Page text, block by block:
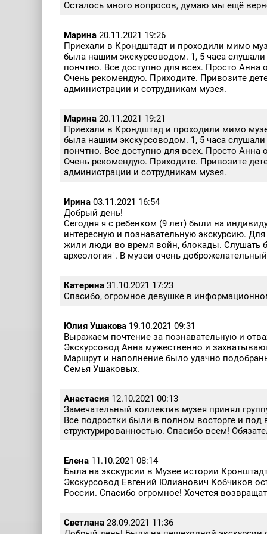
Осталось много вопросов, думаю мы ещё
Марина 20.11.2021 19:26
Приехали в Крондштадт и проходили мимо
была нашим экскурсоводом. 1, 5 часа
пончтно. Все доступно для всех. Просто Анна
Очень рекомендую. Приходите. Привозите
администрации и сотрудникам музея.
Марина 20.11.2021 19:21
Приехали в Крондштад и проходили мимо
была нашим экскурсоводом. 1, 5 часа
пончтно. Все доступно для всех. Просто Анна
Очень рекомендую. Приходите. Привозите
администрации и сотрудникам музея.
Ирина 03.11.2021 16:54
Добрый день!
Сегодня я с ребенком (9 лет) были на
интересную и познавательную экскурсию.
жили люди во время войн, блокады. Слушать
археология". В музеи очень
Катерина 31.10.2021 17:23
Спасибо, огромное девушке в
Юлия Ушакова 19.10.2021 09:31
Выражаем почтение за познавательную и
Экскурсовод Анна мужественно и
Маршрут и наполнение было удачно
Семья Ушаковых.
Анастасия 12.10.2021 00:13
Замечательный коллектив музея принял
Все подростки были в полном восторге и
структурированностью. Спасибо всем!
Елена 11.10.2021 08:14
Была на экскурсии в Музее истории
Экскурсовод Евгений Юлианович Кобчиков
России. Спасибо огромное! Хочется
Светлана 28.09.2021 11:36